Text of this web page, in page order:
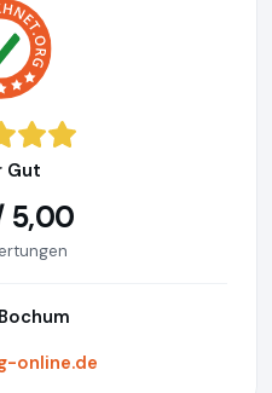
Gut
5,00
online.de